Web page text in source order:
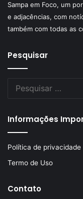
Sampa em Foco, um
e adjacências, com
também com todas as
Pesquisar
Informações
Política de privacidade
Termo de Uso
Contato